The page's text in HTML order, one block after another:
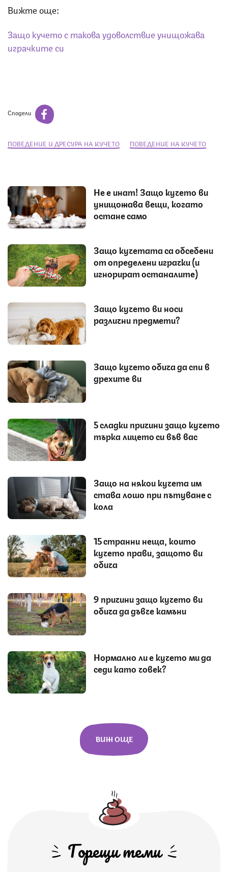
Вижте още:
Защо кучето с такова удоволствие унищожава
играчките си
Сподели
ПОВЕДЕНИЕ И ДРЕСУРА НА КУЧЕТО ПОВЕДЕНИЕ НА КУЧЕТО
Не е инат! Защо кучето ви
унищожава вещи, когато
остане само
Защо кучетата са обсебени
от определени играчки (и
игнорират останалите)
Защо кучето ви носи
различни предмети?
Защо кучето обича да спи в
дрехите ви
5 сладки причини защо кучето
търка лицето си във вас
Защо на някои кучета им
става лошо при пътуване с
кола
15 странни неща, които
кучето прави, защото ви
обича
9 причини защо кучето ви
обича да дъвче камъни
Нормално ли е кучето ми да
седи като човек?
ВИЖ ОЩЕ
Горещи теми